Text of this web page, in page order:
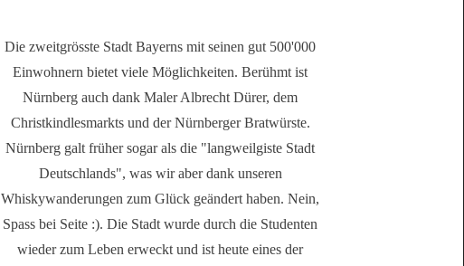
Die zweitgrösste Stadt Bayerns mit seinen gut 500'000
Einwohnern bietet viele Möglichkeiten. Berühmt ist
Nürnberg auch dank Maler Albrecht Dürer, dem
Christkindlesmarkts und der Nürnberger Bratwürste.
Nürnberg galt früher sogar als die "langweilgiste Stadt
Deutschlands", was wir aber dank unseren
Whiskywanderungen zum Glück geändert haben. Nein,
Spass bei Seite :). Die Stadt wurde durch die Studenten
wieder zum Leben erweckt und ist heute eines der